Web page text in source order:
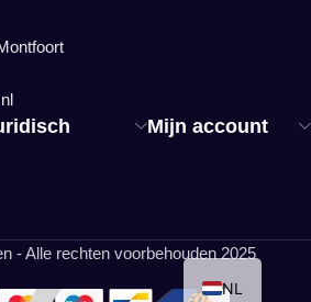
Mijn account
- Alle rechten voorbehouden 2025
NL
EN